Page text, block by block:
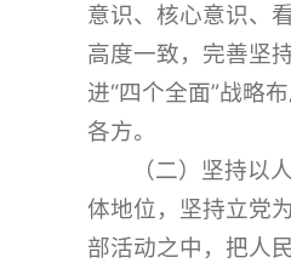
意识、核心意识、
高度一致，完善坚
进“四个全面”战略
各方。
（二）坚持以
体地位，坚持立党
部活动之中，把人